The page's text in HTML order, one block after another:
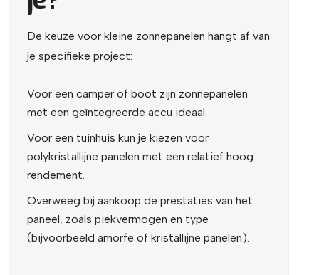
De keuze voor kleine zonnepanelen hangt af van
je specifieke project:
Voor een camper of boot zijn zonnepanelen
met een geïntegreerde accu ideaal.
Voor een tuinhuis kun je kiezen voor
polykristallijne panelen met een relatief hoog
rendement.
Overweeg bij aankoop de prestaties van het
paneel, zoals piekvermogen en type
(bijvoorbeeld amorfe of kristallijne panelen).